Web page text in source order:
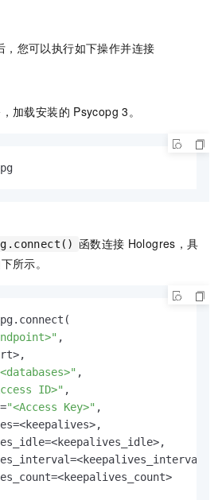
，您可以执行如下操作并连接
加载安装的 Psycopg 3。
函数连接 Hologres，具
所示。
,
,
ID>" ,
"<Access Key>" ,